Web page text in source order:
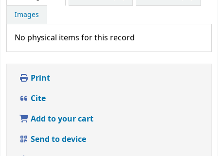
Images
No physical items for this record
Print
Cite
Add to your cart
Send to device